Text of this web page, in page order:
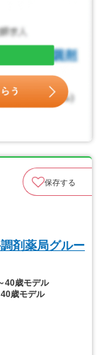
保存する
剤薬局グルー
40歳モデル
歳モデル